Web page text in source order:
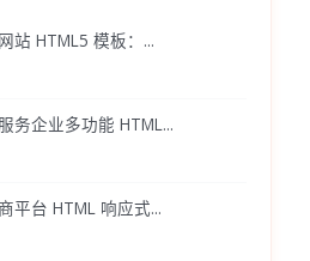
站 HTML5 模板：...
务企业多功能 HTML...
平台 HTML 响应式...